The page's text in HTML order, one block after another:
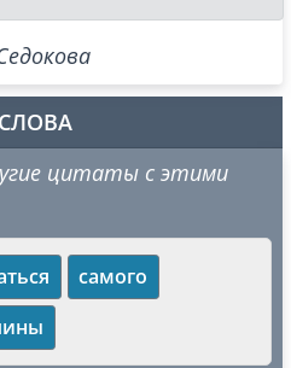
цитаты с этими
самого